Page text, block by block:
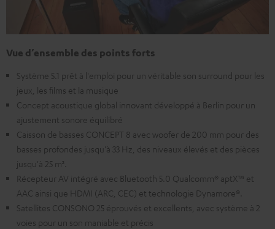
Vue d’ensemble des points forts
Système 5.1 prêt à l'emploi pour un véritable son surround pour les
jeux, les films et la musique
Concept acoustique global innovant développé à Berlin pour un
ajustement sonore équilibré
Caisson de basses CONCEPT 8 avec woofer de 200 mm pour des
basses profondes jusqu'à 33 Hz, des niveaux élevés et des pièces
jusqu'à 25 m².
Récepteur AV intégré avec Bluetooth 5.0 Qualcomm® aptX™ et
AAC ainsi que HDMI (ARC, CEC) et technologie Dynamore®.
Satellites CONSONO 25 éprouvés et excellents, avec système à 2
voies pour un son maniable et précis